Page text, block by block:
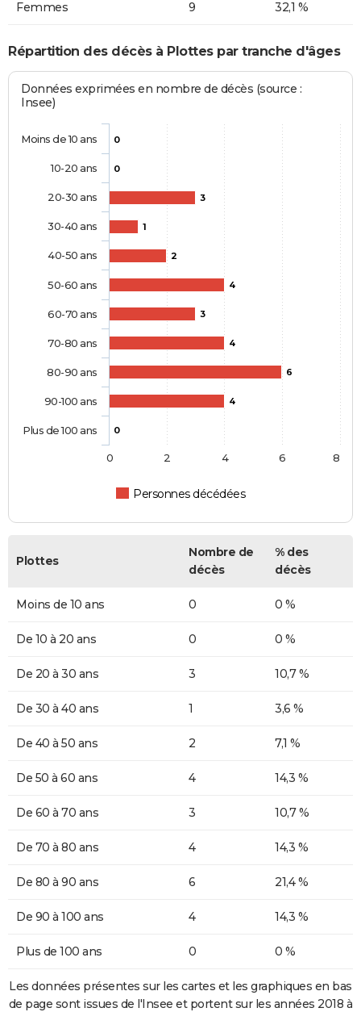
Femmes 9 32,1 %
Répartition des décès à Plottes par tranche d'âges
Données exprimées en nombre de décès (source :
Insee)
0
0
3
1
2
4
3
4
6
4
0
Personnes décédées
Moins de 10 ans
10-20 ans
20-30 ans
30-40 ans
40-50 ans
50-60 ans
60-70 ans
70-80 ans
80-90 ans
90-100 ans
Plus de 100 ans
0 2 4 6 8
Plottes
Nombre de
décès
% des
décès
Moins de 10 ans 0 0 %
De 10 à 20 ans 0 0 %
De 20 à 30 ans 3 10,7 %
De 30 à 40 ans 1 3,6 %
De 40 à 50 ans 2 7,1 %
De 50 à 60 ans 4 14,3 %
De 60 à 70 ans 3 10,7 %
De 70 à 80 ans 4 14,3 %
De 80 à 90 ans 6 21,4 %
De 90 à 100 ans 4 14,3 %
Plus de 100 ans 0 0 %
Les données présentes sur les cartes et les graphiques en bas
de page sont issues de l'Insee et portent sur les années 2018 à